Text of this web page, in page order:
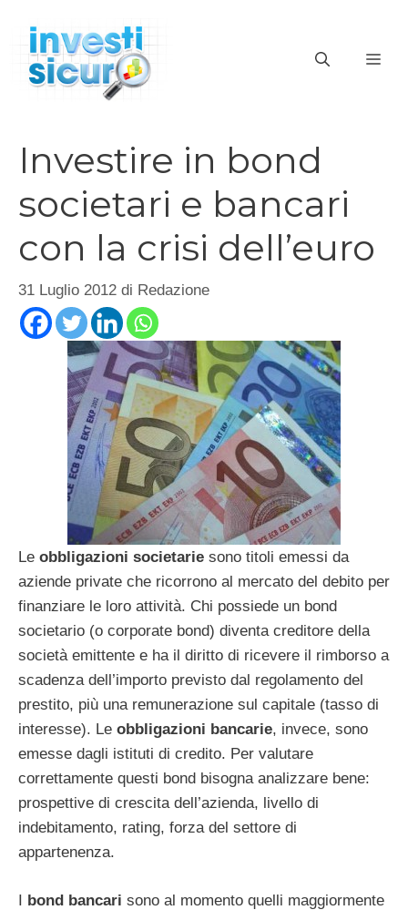
contenuto
Investire in bond
societari e bancari
con la crisi dell’euro
31 Luglio 2012 di Redazione
Le obbligazioni societarie sono titoli emessi da
aziende private che ricorrono al mercato del debito per
finanziare le loro attività. Chi possiede un bond
societario (o corporate bond) diventa creditore della
società emittente e ha il diritto di ricevere il rimborso a
scadenza dell’importo previsto dal regolamento del
prestito, più una remunerazione sul capitale (tasso di
interesse). Le obbligazioni bancarie, invece, sono
emesse dagli istituti di credito. Per valutare
correttamente questi bond bisogna analizzare bene:
prospettive di crescita dell’azienda, livello di
indebitamento, rating, forza del settore di
appartenenza.
I bond bancari sono al momento quelli maggiormente